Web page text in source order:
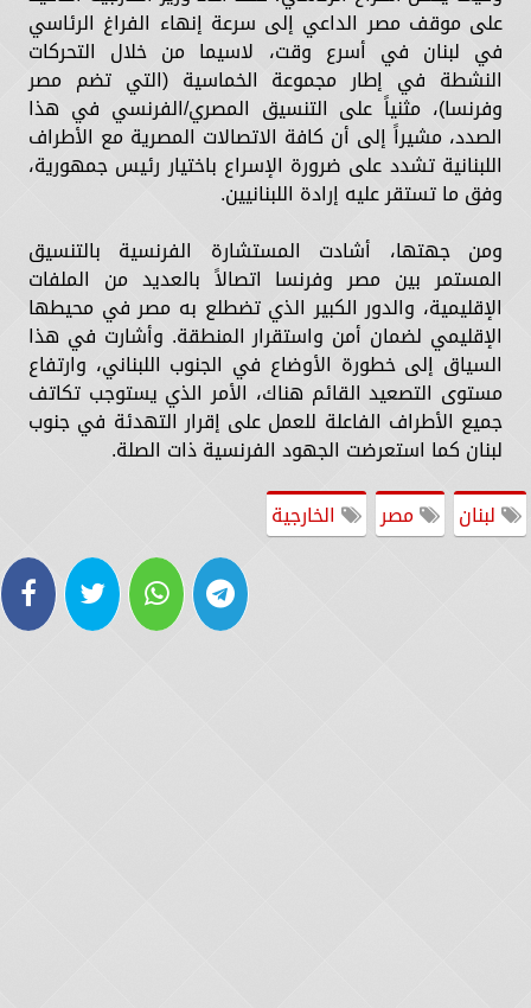
على موقف مصر الداعي إلى سرعة إنهاء الفراغ الرئاسي
في لبنان في أسرع وقت، لاسيما من خلال التحركات
النشطة في إطار مجموعة الخماسية (التي تضم مصر
وفرنسا)، مثنياً على التنسيق المصري/الفرنسي في هذا
الصدد، مشيراً إلى أن كافة الاتصالات المصرية مع الأطراف
اللبنانية تشدد على ضرورة الإسراع باختيار رئيس جمهورية،
وفق ما تستقر عليه إرادة اللبنانيين.
ومن جهتها، أشادت المستشارة الفرنسية بالتنسيق
المستمر بين مصر وفرنسا اتصالاً بالعديد من الملفات
الإقليمية، والدور الكبير الذي تضطلع به مصر في محيطها
الإقليمي لضمان أمن واستقرار المنطقة. وأشارت في هذا
السياق إلى خطورة الأوضاع في الجنوب اللبناني، وارتفاع
مستوى التصعيد القائم هناك، الأمر الذي يستوجب تكاتف
جميع الأطراف الفاعلة للعمل على إقرار التهدئة في جنوب
لبنان كما استعرضت الجهود الفرنسية ذات الصلة.
لبنان
مصر الخارجية